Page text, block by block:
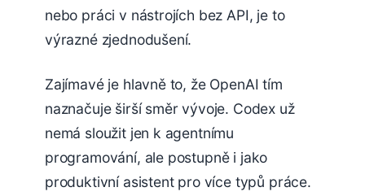
nebo práci v nástrojích bez API, je to
výrazné zjednodušení.
Zajímavé je hlavně to, že OpenAI tím
naznačuje širší směr vývoje. Codex už
nemá sloužit jen k agentnímu
programování, ale postupně i jako
produktivní asistent pro více typů práce.